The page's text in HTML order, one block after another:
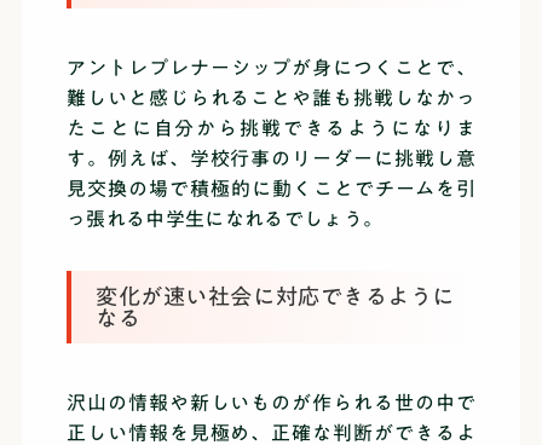
アントレプレナーシップが身につくことで、
難しいと感じられることや誰も挑戦しなかっ
たことに自分から挑戦できるようになりま
す。例えば、学校行事のリーダーに挑戦し意
見交換の場で積極的に動くことでチームを引
っ張れる中学生になれるでしょう。
変化が速い社会に対応できるように
なる
沢山の情報や新しいものが作られる世の中で
正しい情報を見極め、正確な判断ができるよ